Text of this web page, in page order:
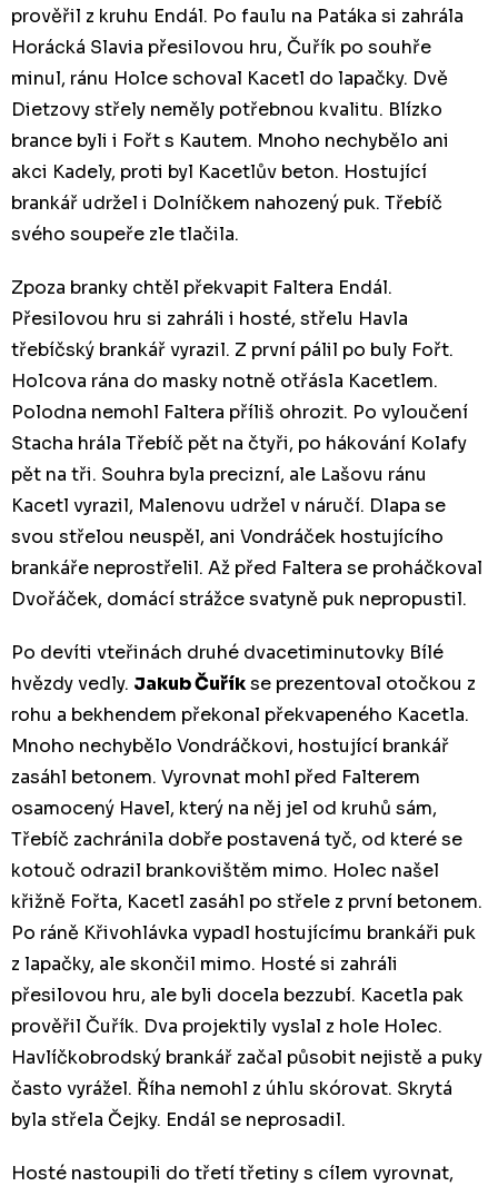
prověřil z kruhu Endál. Po faulu na Patáka si zahrála
Horácká Slavia přesilovou hru, Čuřík po souhře
minul, ránu Holce schoval Kacetl do lapačky. Dvě
Dietzovy střely neměly potřebnou kvalitu. Blízko
brance byli i Fořt s Kautem. Mnoho nechybělo ani
akci Kadely, proti byl Kacetlův beton. Hostující
brankář udržel i Dolníčkem nahozený puk. Třebíč
svého soupeře zle tlačila.
Zpoza branky chtěl překvapit Faltera Endál.
Přesilovou hru si zahráli i hosté, střelu Havla
třebíčský brankář vyrazil. Z první pálil po buly Fořt.
Holcova rána do masky notně otřásla Kacetlem.
Polodna nemohl Faltera příliš ohrozit. Po vyloučení
Stacha hrála Třebíč pět na čtyři, po hákování Kolafy
pět na tři. Souhra byla precizní, ale Lašovu ránu
Kacetl vyrazil, Malenovu udržel v náručí. Dlapa se
svou střelou neuspěl, ani Vondráček hostujícího
brankáře neprostřelil. Až před Faltera se proháčkoval
Dvořáček, domácí strážce svatyně puk nepropustil.
Po devíti vteřinách druhé dvacetiminutovky Bílé
hvězdy vedly. Jakub Čuříkse prezentoval otočkou z
rohu a bekhendem překonal překvapeného Kacetla.
Mnoho nechybělo Vondráčkovi, hostující brankář
zasáhl betonem. Vyrovnat mohl před Falterem
osamocený Havel, který na něj jel od kruhů sám,
Třebíč zachránila dobře postavená tyč, od které se
kotouč odrazil brankovištěm mimo. Holec našel
křižně Fořta, Kacetl zasáhl po střele z první betonem.
Po ráně Křivohlávka vypadl hostujícímu brankáři puk
z lapačky, ale skončil mimo. Hosté si zahráli
přesilovou hru, ale byli docela bezzubí. Kacetla pak
prověřil Čuřík. Dva projektily vyslal z hole Holec.
Havlíčkobrodský brankář začal působit nejistě a puky
často vyrážel. Říha nemohl z úhlu skórovat. Skrytá
byla střela Čejky. Endál se neprosadil.
Hosté nastoupili do třetí třetiny s cílem vyrovnat,